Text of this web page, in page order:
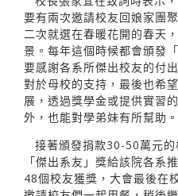
要有兩次邀請校友回娘家團
二次就選在春暖花開的春天
景。每年這個時候都會頒發
要感謝各系所傑出校友的付
對於母校的支持，最後也希
展，透過獎學金或提供實習
外，也能對學弟妹有所幫助。
接著頒發捐款30-50萬元
「傑出系友」獎給該院各系
48個校友獲獎，大會最後在